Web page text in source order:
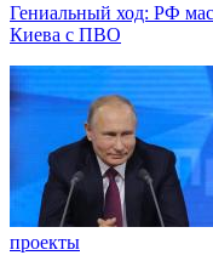
Гениальный ход: РФ
Киева с ПВО
проекты